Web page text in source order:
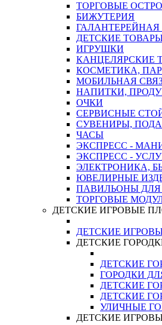
ТОРГОВЫЕ
БИЖУТЕРИЯ
ДЕТСКИЕ
ИГРУШКИ
КАНЦЕЛЯРСКИЕ
КОСМЕТИКА,
МОБИЛЬНАЯ
НАПИТКИ,
ОЧКИ
СЕРВИСНЫЕ
СУВЕНИРЫ,
ЧАСЫ
ЭКСПРЕСС -
ЭКСПРЕСС -
ЭЛЕКТРОНИКА,
ЮВЕЛИРНЫЕ
ПАВИЛЬОНЫ ДЛЯ
ТОРГОВЫЕ
ДЕТСКИЕ ИГРОВЫЕ
ДЕТСКИЕ
ДЕТСКИЕ
ДЕТСКИЕ
ГОРОДКИ
ДЕТСКИЕ
ДЕТСКИЕ
УЛИЧНЫЕ
ДЕТСКИЕ